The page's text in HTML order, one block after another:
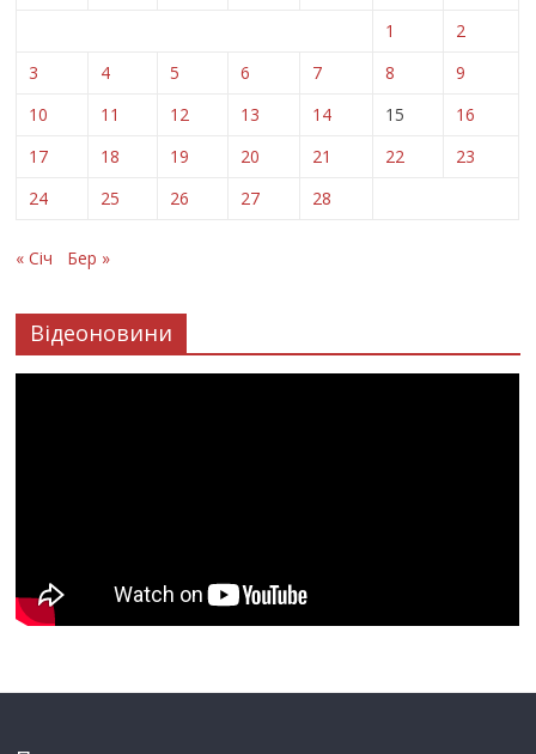
1
2
3
4 5 6 7 8
9
10
11 12 13 14 15
16
17
18 19 20 21 22
23
24
25 26 27 28
« Січ Бер »
Відеоновини